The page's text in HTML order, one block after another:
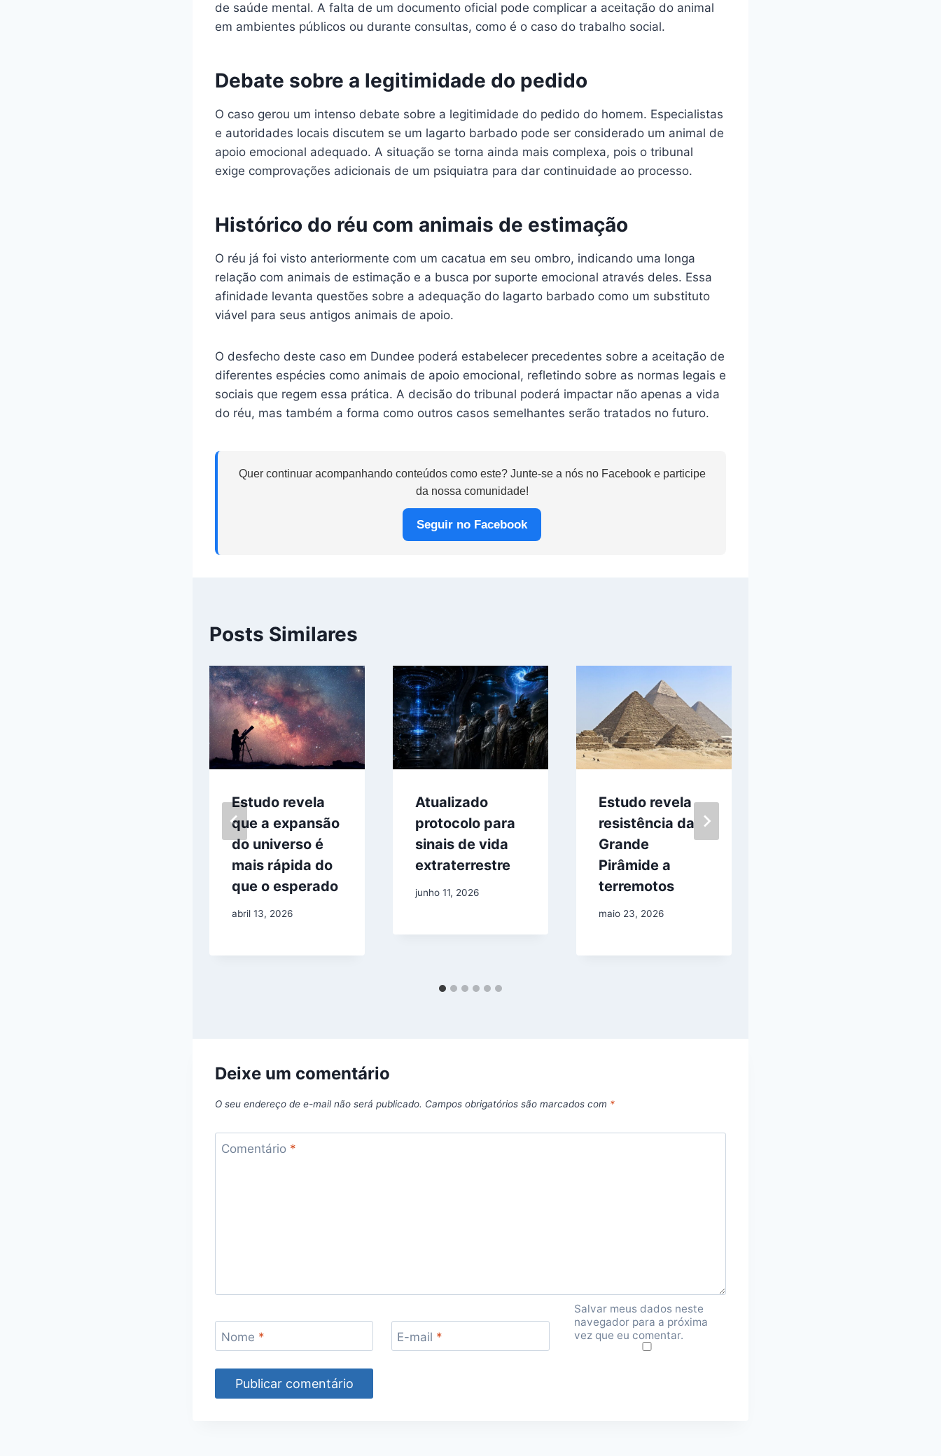
de saúde mental. A falta de um documento oficial pode complicar a aceitação do animal
em ambientes públicos ou durante consultas, como é o caso do trabalho social.
Debate sobre a legitimidade do pedido
O caso gerou um intenso debate sobre a legitimidade do pedido do homem. Especialistas
e autoridades locais discutem se um lagarto barbado pode ser considerado um animal de
apoio emocional adequado. A situação se torna ainda mais complexa, pois o tribunal
exige comprovações adicionais de um psiquiatra para dar continuidade ao processo.
Histórico do réu com animais de estimação
O réu já foi visto anteriormente com um cacatua em seu ombro, indicando uma longa
relação com animais de estimação e a busca por suporte emocional através deles. Essa
afinidade levanta questões sobre a adequação do lagarto barbado como um substituto
viável para seus antigos animais de apoio.
O desfecho deste caso em Dundee poderá estabelecer precedentes sobre a aceitação de
diferentes espécies como animais de apoio emocional, refletindo sobre as normas legais e
sociais que regem essa prática. A decisão do tribunal poderá impactar não apenas a vida
do réu, mas também a forma como outros casos semelhantes serão tratados no futuro.
Quer continuar acompanhando conteúdos como este? Junte-se a nós no Facebook e participe
da nossa comunidade!
Seguir no Facebook
Posts Similares
Estudo revela
que a expansão
do universo é
mais rápida do
que o esperado
abril 13, 2026
Atualizado
protocolo para
sinais de vida
extraterrestre
junho 11, 2026
Estudo revela
resistência da
Grande
Pirâmide a
terremotos
maio 23, 2026
Deixe um comentário
O seu endereço de e-mail não será publicado. Campos obrigatórios são marcados com *
Comentário *
Nome * E-mail *
Salvar meus dados neste
navegador para a próxima
vez que eu comentar.